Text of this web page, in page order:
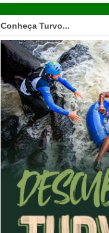
Conheça Turvo...